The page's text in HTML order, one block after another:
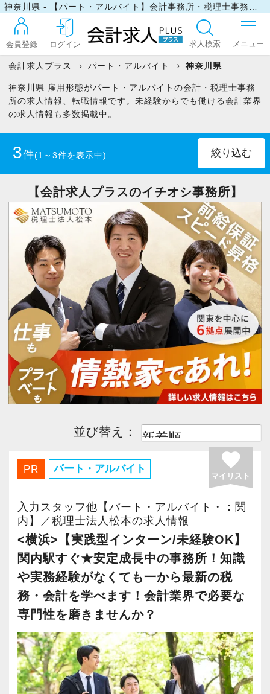
会員登録 ログイン 求人検索
ログイン
マイリスト
お問い合わせ
今すぐ会員登録
PC版サイトを見る
採用ご担当者様
会計求人プラス パート・アルバイト 神奈川県
神奈川県 雇用形態がパート・アルバイトの会計・税理士事務
所の求人情報、転職情報です。未経験からでも働ける会計業界
の求人情報も多数掲載中。
3件(1～3件を表示中)
税理士(2)
税理士科目合格者(未登録)(2)
税理士科目一部合格者(3) 社会保険労務士(1)
行政書士(1) 中小企業診断士(1)
日商簿記1級(2) 日商簿記2級 (3)
日商簿記3級 (2)
ファイナンシャルプランナー1級(1)
ファイナンシャルプランナー2級(2)
主婦・主夫歓迎(2) 駅から５分以内
ボーナスあり(1) 勤務時間調整可 (3)
月間残業30時間以内 (3) 急募(2)
社会保険完備(2) 新卒・第二新卒歓迎
独立開業支援(1) 歩合制度あり(1)
WEB面接OK (2) テレワーク推進(1)
【会計求人プラスのイチオシ事務所】
並び替え：
PR パート・アルバイト favorite
マイリスト
入力スタッフ他【パート・アルバイト・：関
内】／税理士法人松本の求人情報
<横浜>【実践型インターン/未経験OK】
関内駅すぐ★安定成長中の事務所！知識
や実務経験がなくても一から最新の税
務・会計を学べます！会計業界で必要な
専門性を磨きませんか？